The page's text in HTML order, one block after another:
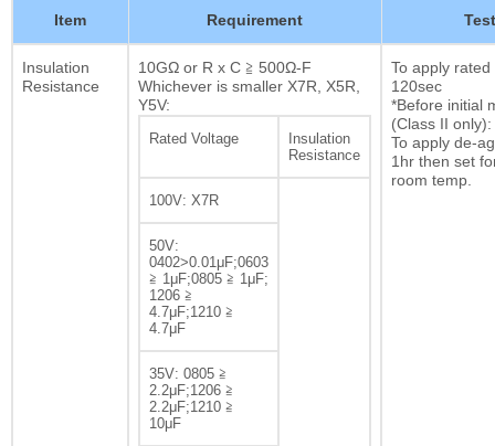
Item Requirement
Insulation
Resistance
10GΩ or R x C ≧ 500Ω-F
Whichever is smaller X7R, X5R,
Y5V:
Rated Voltage
Insulation
Resistance
100V: X7R
50V:
0402>0.01μF;0603
≧ 1μF;0805 ≧ 1μF;
1206 ≧
4.7μF;1210 ≧
4.7μF
35V: 0805 ≧
2.2μF;1206 ≧
2.2μF;1210 ≧
10μF
To apply
120sec
*Before initial
(Class II only):
To apply de-
1hr then set
room temp.